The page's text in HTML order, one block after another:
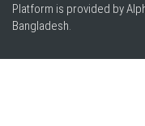
Platform is provided by
Bangladesh.